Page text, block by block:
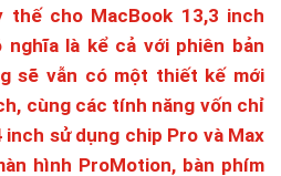
thế cho MacBook 13,3 inch
là kể cả với phiên bản
sẽ vẫn có một thiết kế mới
cùng các tính năng vốn chỉ
sử dụng chip Pro và Max
hình ProMotion, bàn phím